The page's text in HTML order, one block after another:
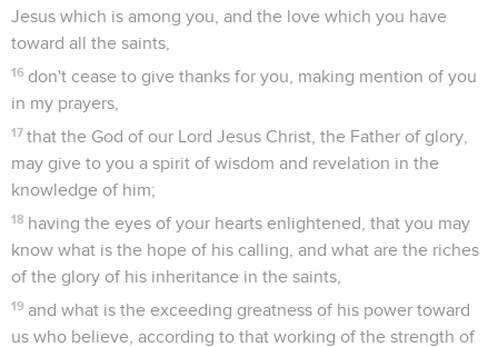
Jesus which is among you, and the love which you have
toward all the saints,
16 don't cease to give thanks for you, making mention of you
in my prayers,
17 that the God of our Lord Jesus Christ, the Father of glory,
may give to you a spirit of wisdom and revelation in the
knowledge of him;
18 having the eyes of your hearts enlightened, that you may
know what is the hope of his calling, and what are the riches
of the glory of his inheritance in the saints,
19 and what is the exceeding greatness of his power toward
us who believe, according to that working of the strength of